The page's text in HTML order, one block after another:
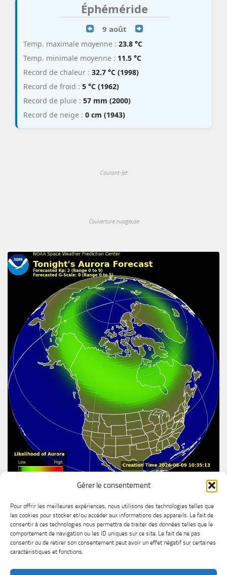
Gérer le consentement
Pour offrir les meilleures expériences, nous utilisons des technologies telles que
les cookies pour stocker et/ou accéder aux informations des appareils. Le fait de
consentir à ces technologies nous permettra de traiter des données telles que le
comportement de navigation ou les ID uniques sur ce site. Le fait de ne pas
consentir ou de retirer son consentement peut avoir un effet négatif sur certaines
caractéristiques et fonctions.
Éphéméride
9 août
Temp. maximale moyenne : 23.8 °C
Temp. minimale moyenne : 11.5 °C
Record de chaleur : 32.7 °C (1998)
Record de froid : 5 °C (1962)
Record de pluie : 57 mm (2000)
Record de neige : 0 cm (1943)
Courant-Jet
Couverture nuageuse